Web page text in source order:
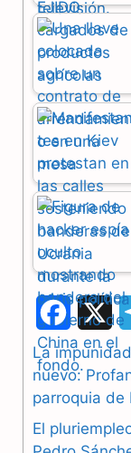
F
a
c
X
La
nuevo:
parroquia de
El